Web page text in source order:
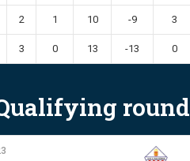
2 1 10 -9 3
3 0 13 -13 0
round